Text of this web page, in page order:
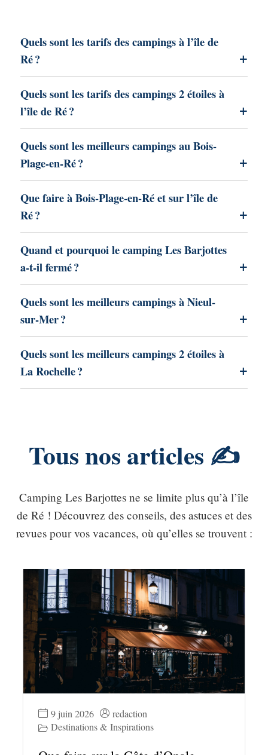
Quels sont les tarifs des campings à l’île de
Ré ?
Quels sont les tarifs des campings 2 étoiles à
l’île de Ré ?
Quels sont les meilleurs campings au Bois-
Plage-en-Ré ?
Que faire à Bois-Plage-en-Ré et sur l’île de
Ré ?
Quand et pourquoi le camping Les Barjottes
a-t-il fermé ?
Quels sont les meilleurs campings à Nieul-
sur-Mer ?
Quels sont les meilleurs campings 2 étoiles à
La Rochelle ?
Tous nos articles ✍️
Camping Les Barjottes ne se limite plus qu’à l’île
de Ré ! Découvrez des conseils, des astuces et des
revues pour vos vacances, où qu’elles se trouvent :
9 juin 2026
redaction
Destinations & Inspirations